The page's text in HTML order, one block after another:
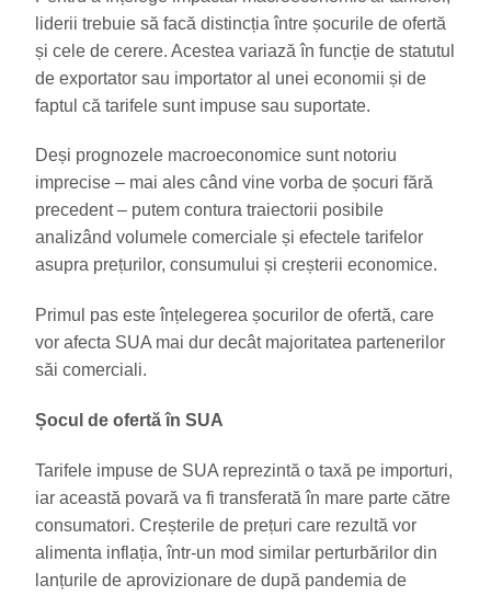
liderii trebuie să facă distincția între șocurile de ofertă
și cele de cerere. Acestea variază în funcție de statutul
de exportator sau importator al unei economii și de
faptul că tarifele sunt impuse sau suportate.
Deși prognozele macroeconomice sunt notoriu
imprecise – mai ales când vine vorba de șocuri fără
precedent – putem contura traiectorii posibile
analizând volumele comerciale și efectele tarifelor
asupra prețurilor, consumului și creșterii economice.
Primul pas este înțelegerea șocurilor de ofertă, care
vor afecta SUA mai dur decât majoritatea partenerilor
săi comerciali.
Șocul de ofertă în SUA
Tarifele impuse de SUA reprezintă o taxă pe importuri,
iar această povară va fi transferată în mare parte către
consumatori. Creșterile de prețuri care rezultă vor
alimenta inflația, într-un mod similar perturbărilor din
lanțurile de aprovizionare de după pandemia de